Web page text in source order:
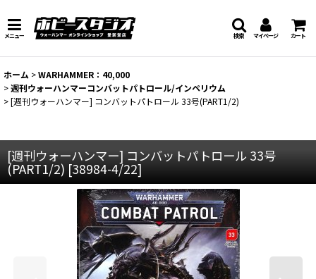
メニュー マイページ カート
検索
ホーム >WARHAMMER：40,000
>週刊ウォーハンマーコンバットパトロール/インペリウム
>[週刊ウォーハンマー] コンバットパトロール 33号(PART1/2)
[週刊ウォーハンマー] コンバットパトロール 33号
(PART1/2) [38984-4/22]